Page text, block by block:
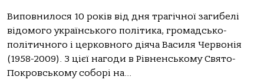
Виповнилося 10 років від дня трагічної загибелі
відомого українського політика, громадсько-
політичного і церковного діяча Василя Червонія
(1958-2009). З цієї нагоди в Рівненському Свято-
Покровському соборі на...